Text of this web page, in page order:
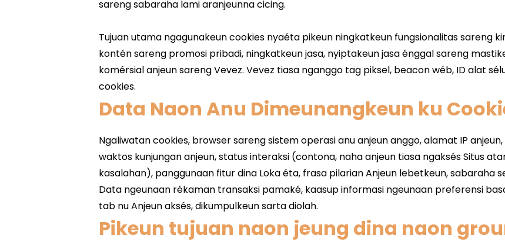
Data Naon Anu Dimeunangkeun ku
Pikeun tujuan naon jeung dina naon